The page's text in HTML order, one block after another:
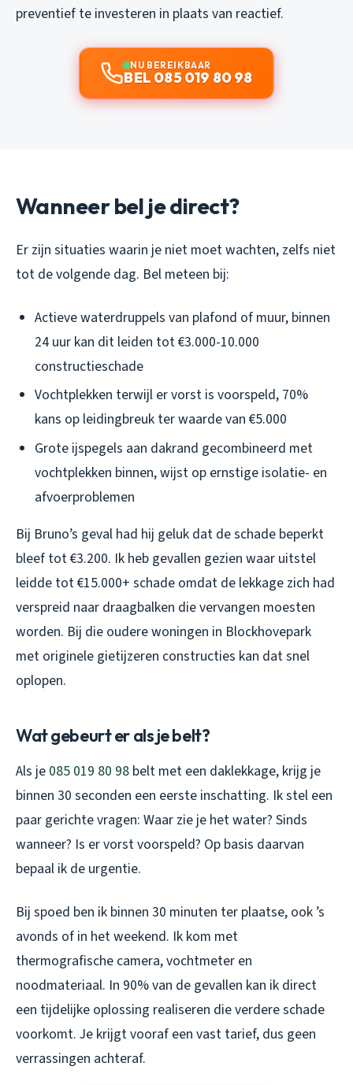
preventief te investeren in plaats van reactief.
NU BEREIKBAAR
BEL 085 019 80 98
Wanneer bel je direct?
Er zijn situaties waarin je niet moet wachten, zelfs niet
tot de volgende dag. Bel meteen bij:
Actieve waterdruppels van plafond of muur, binnen
24 uur kan dit leiden tot €3.000-10.000
constructieschade
Vochtplekken terwijl er vorst is voorspeld, 70%
kans op leidingbreuk ter waarde van €5.000
Grote ijspegels aan dakrand gecombineerd met
vochtplekken binnen, wijst op ernstige isolatie- en
afvoerproblemen
Bij Bruno’s geval had hij geluk dat de schade beperkt
bleef tot €3.200. Ik heb gevallen gezien waar uitstel
leidde tot €15.000+ schade omdat de lekkage zich had
verspreid naar draagbalken die vervangen moesten
worden. Bij die oudere woningen in Blockhovepark
met originele gietijzeren constructies kan dat snel
oplopen.
Wat gebeurt er als je belt?
Als je 085 019 80 98 belt met een daklekkage, krijg je
binnen 30 seconden een eerste inschatting. Ik stel een
paar gerichte vragen: Waar zie je het water? Sinds
wanneer? Is er vorst voorspeld? Op basis daarvan
bepaal ik de urgentie.
Bij spoed ben ik binnen 30 minuten ter plaatse, ook ’s
avonds of in het weekend. Ik kom met
thermografische camera, vochtmeter en
noodmateriaal. In 90% van de gevallen kan ik direct
een tijdelijke oplossing realiseren die verdere schade
voorkomt. Je krijgt vooraf een vast tarief, dus geen
verrassingen achteraf.